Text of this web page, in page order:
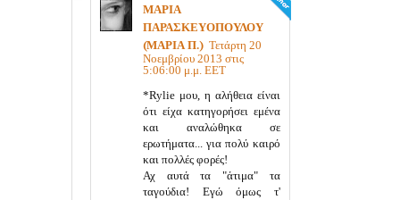
ΜΑΡΙΑ
ΠΑΡΑΣΚΕΥΟΠΟΥΛΟΥ
(ΜΑΡΙΑ Π.) Τετάρτη 20
Νοεμβρίου 2013 στις
5:06:00 μ.μ. EET
*Rylie μου, η αλήθεια είναι
ότι είχα κατηγορήσει εμένα
και αναλώθηκα σε
ερωτήματα... για πολύ καιρό
και πολλές φορές!
Αχ αυτά τα "άτιμα" τα
ταγούδια! Εγώ όμως τ'